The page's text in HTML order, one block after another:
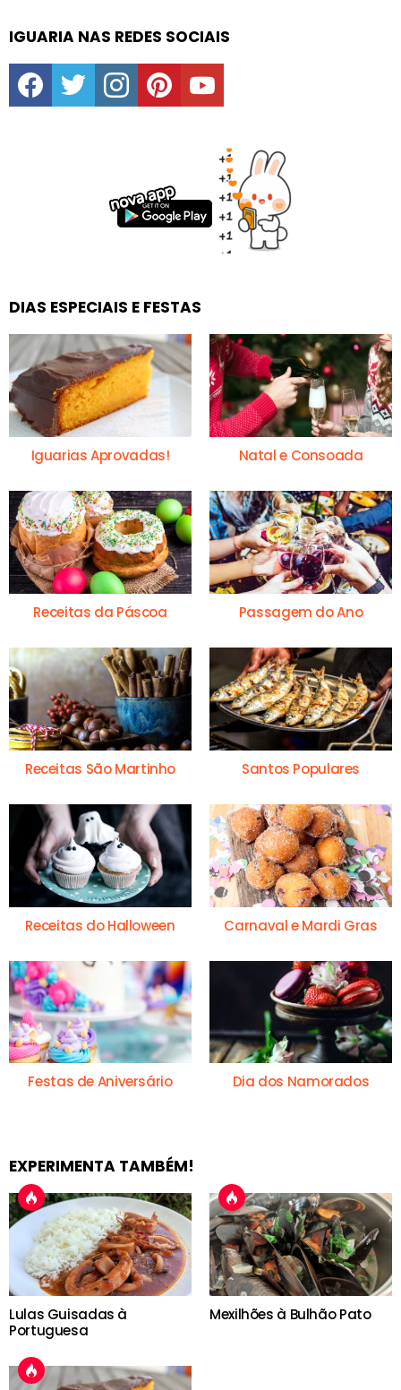
IGUARIA NAS REDES SOCIAIS
facebooktwitter instagrampinterestyoutube
DIAS ESPECIAIS E FESTAS
Iguarias Aprovadas! Natal e Consoada
Receitas da Páscoa Passagem do Ano
Receitas São Martinho Santos Populares
Receitas do Halloween Carnaval e Mardi Gras
Festas de Aniversário Dia dos Namorados
EXPERIMENTA TAMBÉM!
Lulas Guisadas à
Portuguesa
Mexilhões à Bulhão Pato